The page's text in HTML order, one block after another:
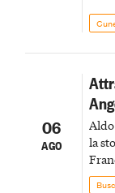
06
AGO
la
agli